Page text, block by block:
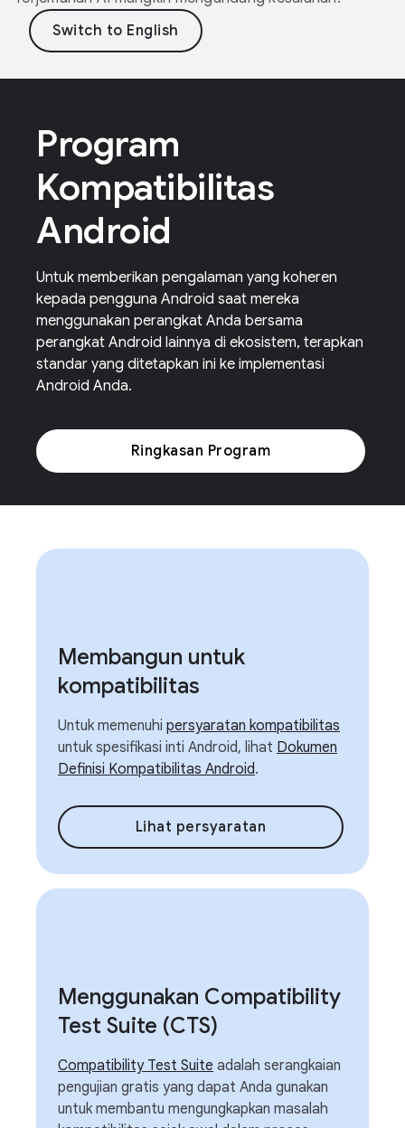
Program
Kompatibilitas
Android
Untuk memberikan pengalaman yang koheren
kepada pengguna Android saat mereka
menggunakan perangkat Anda bersama
perangkat Android lainnya di ekosistem, terapkan
standar yang ditetapkan ini ke implementasi
Android Anda.
Ringkasan Program
Membangun untuk
kompatibilitas
Untuk memenuhi persyaratan kompatibilitas
untuk spesifikasi inti Android, lihat Dokumen
Definisi Kompatibilitas Android.
Lihat persyaratan
Menggunakan Compatibility
Test Suite (CTS)
Compatibility Test Suite adalah serangkaian
pengujian gratis yang dapat Anda gunakan
untuk membantu mengungkapkan masalah